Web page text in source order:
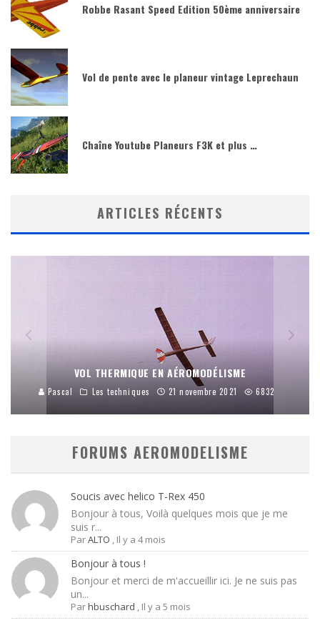
Robbe Rasant Speed Edition 50ème anniversaire
Vol de pente avec le planeur vintage Leprechaun
Chaîne Youtube Planeurs F3K et plus …
ARTICLES RÉCENTS
VOL THERMIQUE EN AÉROMODÉLISME
Pascal Les techniques 21 novembre 2021 6832
FORUMS AEROMODELISME
Soucis avec helico T-Rex 450
Bonjour à tous, Voilà quelques mois que je me
suis r...
ParALTO , Il y a 4 mois
Bonjour à tous !
Bonjour et merci de m'accueillir ici. Je ne suis pas
un...
Parhbuschard , Il y a 5 mois